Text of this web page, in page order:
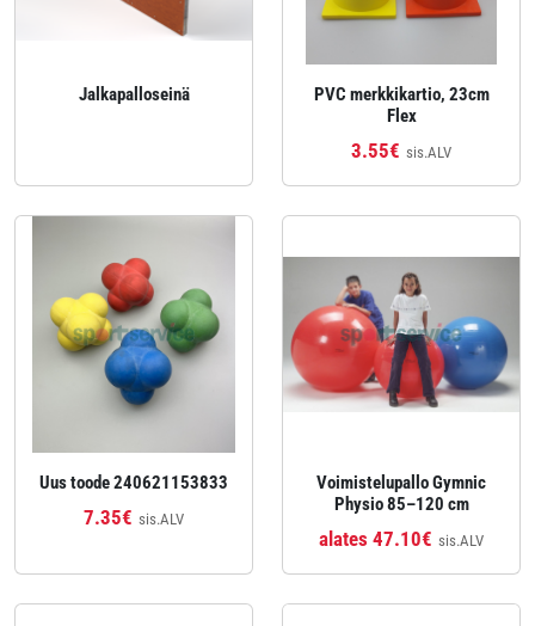
Jalkapalloseinä
PVC merkkikartio, 23cm
Flex
3.55€ sis.ALV
Uus toode 240621153833
7.35€ sis.ALV
Voimistelupallo Gymnic
Physio 85–120 cm
alates 47.10€ sis.ALV